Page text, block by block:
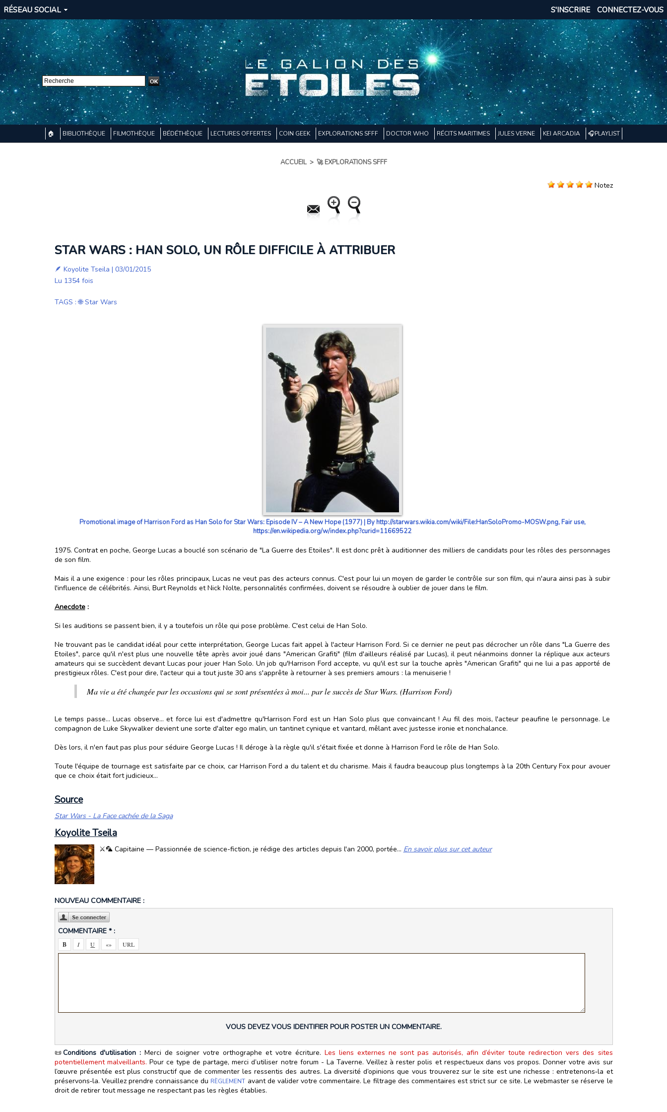
RÉSEAU SOCIAL CONNECTEZ-VOUS
S'INSCRIRE
🏠 BIBLIOTHÈQUE FILMOTHÈQUE BÉDÉTHÈQUE LECTURES OFFERTES COIN GEEK EXPLORATIONS SFFF DOCTOR WHO RÉCITS MARITIMES JULES VERNE KEI ARCADIA 🎧PLAYLIST
ACCUEIL > 🚀 EXPLORATIONS SFFF
Notez
STAR WARS : HAN SOLO, UN RÔLE DIFFICILE À ATTRIBUER
🪶 Koyolite Tseila | 03/01/2015
Lu 1354 fois
TAGS :🌐 Star Wars
Promotional image of Harrison Ford as Han Solo for Star Wars: Episode IV – A New Hope (1977) | By http://starwars.wikia.com/wiki/File:HanSoloPromo-MOSW.png, Fair use,
https://en.wikipedia.org/w/index.php?curid=11669522
1975. Contrat en poche, George Lucas a bouclé son scénario de "La Guerre des Etoiles". Il est donc prêt à auditionner des milliers de candidats pour les rôles des personnages
de son film.
Mais il a une exigence : pour les rôles principaux, Lucas ne veut pas des acteurs connus. C'est pour lui un moyen de garder le contrôle sur son film, qui n'aura ainsi pas à subir
l'influence de célébrités. Ainsi, Burt Reynolds et Nick Nolte, personnalités confirmées, doivent se résoudre à oublier de jouer dans le film.
Anecdote:
Si les auditions se passent bien, il y a toutefois un rôle qui pose problème. C'est celui de Han Solo.
Ne trouvant pas le candidat idéal pour cette interprétation, George Lucas fait appel à l'acteur Harrison Ford. Si ce dernier ne peut pas décrocher un rôle dans "La Guerre des
Etoiles", parce qu'il n'est plus une nouvelle tête après avoir joué dans "American Grafiti" (film d'ailleurs réalisé par Lucas), il peut néanmoins donner la réplique aux acteurs
amateurs qui se succèdent devant Lucas pour jouer Han Solo. Un job qu'Harrison Ford accepte, vu qu'il est sur la touche après "American Grafiti" qui ne lui a pas apporté de
prestigieux rôles. C'est pour dire, l'acteur qui a tout juste 30 ans s'apprête à retourner à ses premiers amours : la menuiserie !
Ma vie a été changée par les occasions qui se sont présentées à moi... par le succès de Star Wars. (Harrison Ford)
Le temps passe... Lucas observe... et force lui est d'admettre qu'Harrison Ford est un Han Solo plus que convaincant ! Au fil des mois, l'acteur peaufine le personnage. Le
compagnon de Luke Skywalker devient une sorte d'alter ego malin, un tantinet cynique et vantard, mêlant avec justesse ironie et nonchalance.
Dès lors, il n'en faut pas plus pour séduire George Lucas ! Il déroge à la règle qu'il s'était fixée et donne à Harrison Ford le rôle de Han Solo.
Toute l'équipe de tournage est satisfaite par ce choix, car Harrison Ford a du talent et du charisme. Mais il faudra beaucoup plus longtemps à la 20th Century Fox pour avouer
que ce choix était fort judicieux...
Source
Star Wars - La Face cachée de la Saga
Koyolite Tseila
⚔️🦜 Capitaine — Passionnée de science-fiction, je rédige des articles depuis l'an 2000, portée... En savoir plus sur cet auteur
NOUVEAU COMMENTAIRE :
COMMENTAIRE * :
VOUS DEVEZ VOUS IDENTIFIER POUR POSTER UN COMMENTAIRE.
📜Conditions d'utilisation :Merci de soigner votre orthographe et votre écriture.Les liens externes ne sont pas autorisés, afin d’éviter toute redirection vers des sites
potentiellement malveillants. Pour ce type de partage, merci d’utiliser notre forum - La Taverne. Veillez à rester polis et respectueux dans vos propos. Donner votre avis sur
l’œuvre présentée est plus constructif que de commenter les ressentis des autres. La diversité d’opinions que vous trouverez sur le site est une richesse : entretenons‑la et
préservons‑la. Veuillez prendre connaissance du RÈGLEMENT avant de valider votre commentaire. Le filtrage des commentaires est strict sur ce site. Le webmaster se réserve le
droit de retirer tout message ne respectant pas les règles établies.